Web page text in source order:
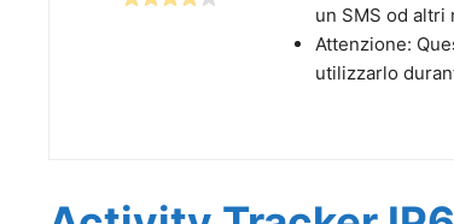
un SMS od altri
Attenzione:
utilizzarlo